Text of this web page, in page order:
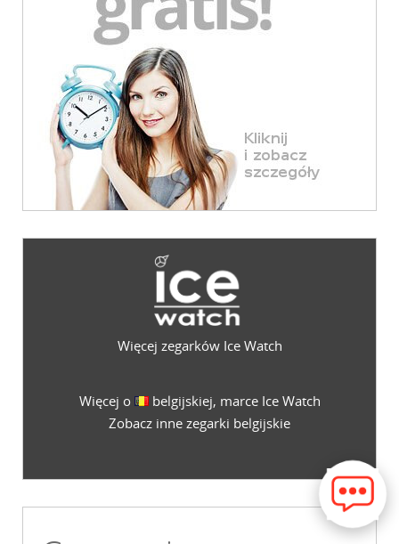
Więcej zegarków Ice Watch
Więcej o
belgijskiej, marce Ice Watch
Zobacz inne zegarki belgijskie